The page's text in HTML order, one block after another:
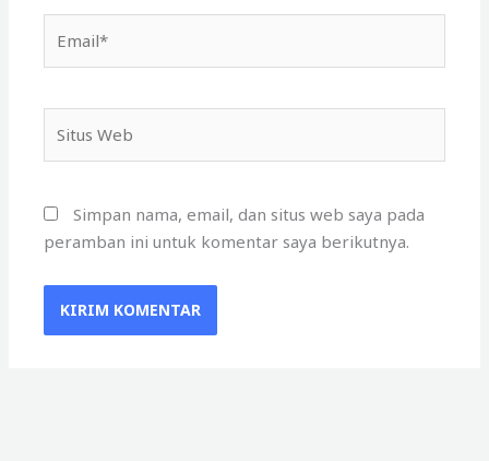
Web
Simpan nama, email, dan situs web saya pada
peramban ini untuk komentar saya berikutnya.